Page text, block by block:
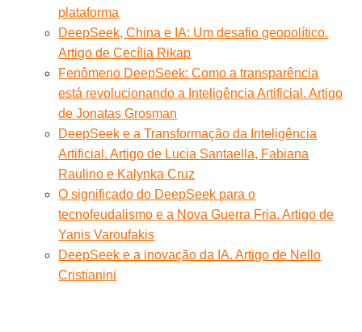
plataforma
DeepSeek, China e IA: Um desafio geopolítico.
Artigo de Cecília Rikap
Fenômeno DeepSeek: Como a transparência
está revolucionando a Inteligência Artificial. Artigo
de Jonatas Grosman
DeepSeek e a Transformação da Inteligência
Artificial. Artigo de Lucia Santaella, Fabiana
Raulino e Kalynka Cruz
O significado do DeepSeek para o
tecnofeudalismo e a Nova Guerra Fria. Artigo de
Yanis Varoufakis
DeepSeek e a inovação da IA. Artigo de Nello
Cristianini